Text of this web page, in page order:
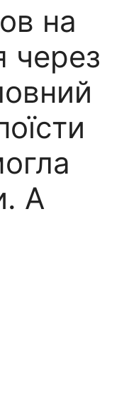
на
через
А